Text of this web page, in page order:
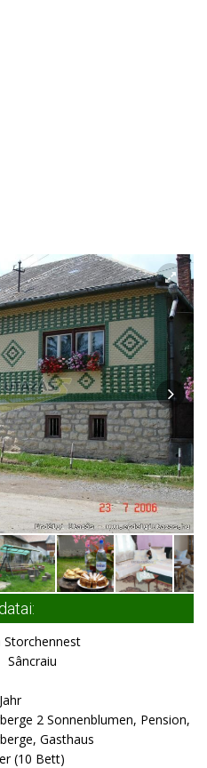
Storchennest
2 Sonnenblumen, Pension,
Gasthaus
(10 Bett)